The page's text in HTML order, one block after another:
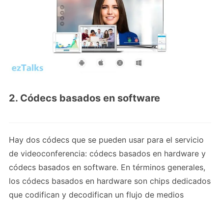
2. Códecs basados ​​en software
Hay dos códecs que se pueden usar para el servicio
de videoconferencia: códecs basados ​​en hardware y
códecs basados ​​en software. En términos generales,
los códecs basados ​​en hardware son chips dedicados
que codifican y decodifican un flujo de medios